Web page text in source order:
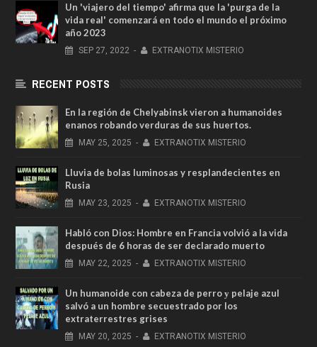
Un 'viajero del tiempo' afirma que la 'purga de la
vida real' comenzará en todo el mundo el próximo
año 2023
SEP 27, 2022 - EXTRANOTIX MISTERIO
RECENT POSTS
En la región de Chelyabinsk vieron a humanoides
enanos robando verduras de sus huertos.
MAY 25, 2025 - EXTRANOTIX MISTERIO
Lluvia de bolas luminosas y resplandecientes en
Rusia
MAY 23, 2025 - EXTRANOTIX MISTERIO
Habló con Dios: Hombre en Francia volvió a la vida
después de 6 horas de ser declarado muerto
MAY 22, 2025 - EXTRANOTIX MISTERIO
Un humanoide con cabeza de perro у pelaje azul
salvó a un hombre secuestrado por los
extraterrestres grises
MAY 20, 2025 - EXTRANOTIX MISTERIO